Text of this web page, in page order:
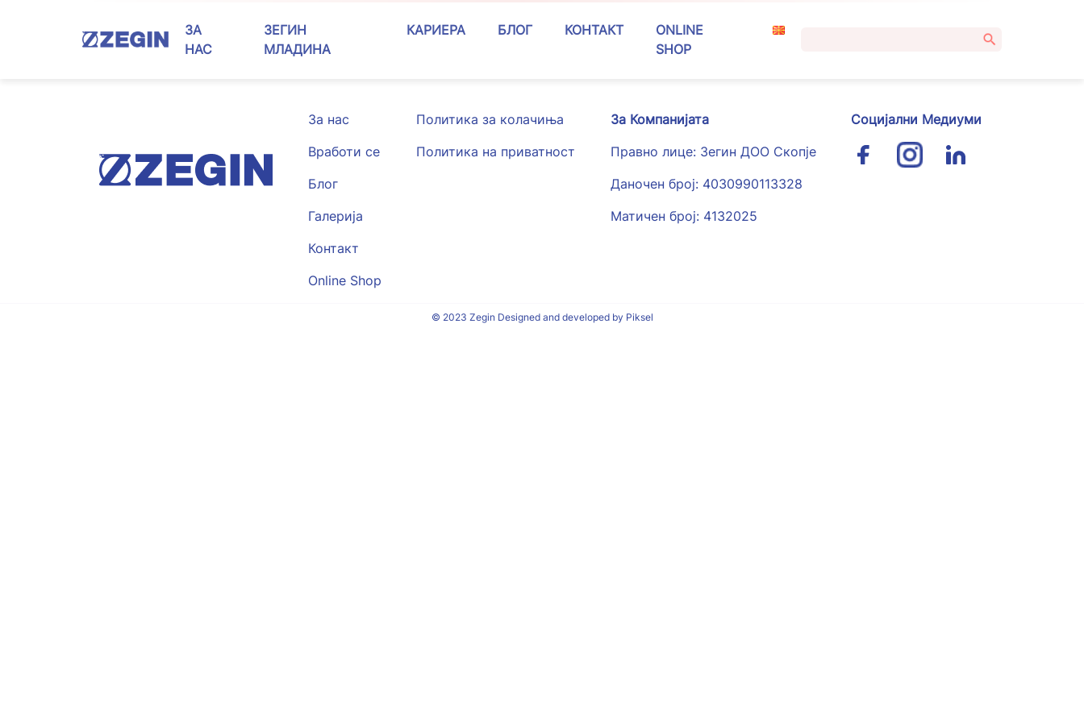
ЗА
НАС
ЗЕГИН
МЛАДИНА
КАРИЕРА БЛОГ КОНТАКТ
ONLINE
SHOP
За нас
Вработи се
Блог
Галерија
Контакт
Online Shop
Политика за колачиња
Политика на приватност
За Компанијата
Правно лице: Зегин ДОО Скопје
Даночен број: 4030990113328
Матичен број: 4132025
Социјални Медиуми
© 2023 Zegin Designed and developed by Piksel